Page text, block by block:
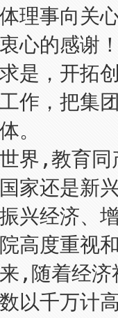
理事向关
心的感谢
是，开拓
作，把集
。
,教育同
家还是新
兴经济、
高度重视
,随着经济
以千万计